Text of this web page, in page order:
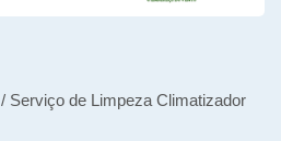
/ Serviço de Limpeza Climatizador